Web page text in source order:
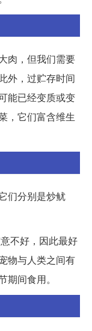
肉，但我们需要
外，过贮存时间
能已经变质或变
，它们富含维生
们分别是炒鱿
不好，因此最好
物与人类之间有
间食用。